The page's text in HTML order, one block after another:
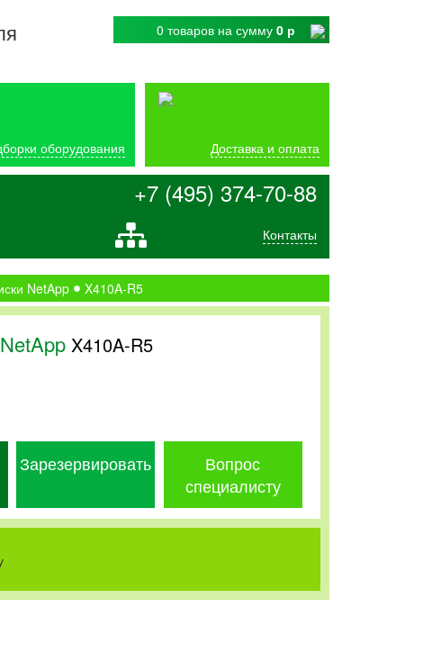
0 товаров на сумму 0 р
оборудования Доставка и оплата
+7 (495) 374-70-88
Контакты
NetApp X410A-R5
X410A-R5
Зарезервировать
Вопрос
специалисту